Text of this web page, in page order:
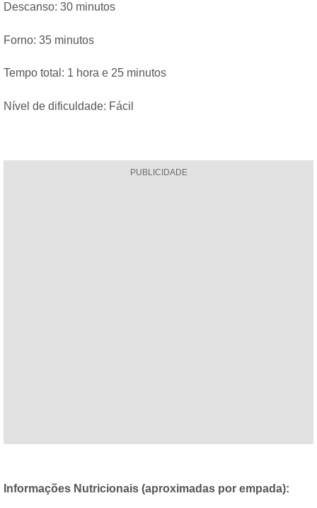
Descanso: 30 minutos
Forno: 35 minutos
Tempo total: 1 hora e 25 minutos
Nível de dificuldade: Fácil
PUBLICIDADE
Informações Nutricionais (aproximadas por empada):